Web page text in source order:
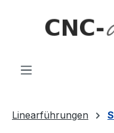
Linearführungen